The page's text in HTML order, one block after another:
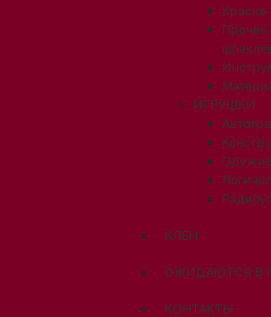
Краска
Прочее
ИГРУШКИ
Оружие
КЛЕН
ОЖИДАЮТСЯ В
КОНТАКТЫ